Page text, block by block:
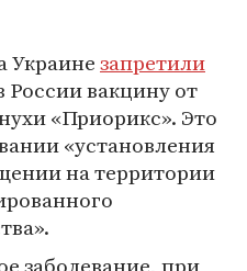
Украинезапретили
России вакцину от
«Приорикс». Это
«установления
на территории